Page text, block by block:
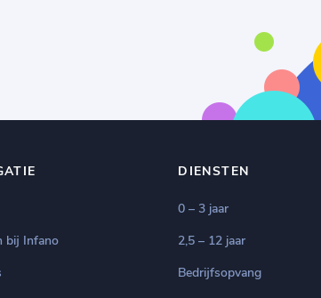
bij Infano
DIENSTEN
0 – 3 jaar
2,5 – 12 jaar
Bedrijfsopvang